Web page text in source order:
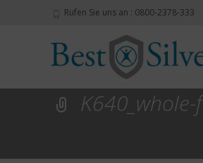
Rufen Sie uns an : 0800-2378-333